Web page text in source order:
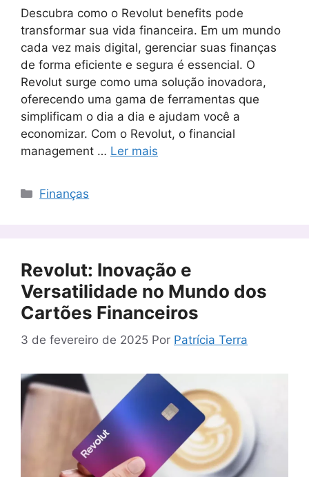
Descubra como o Revolut benefits pode
transformar sua vida financeira. Em um mundo
cada vez mais digital, gerenciar suas finanças
de forma eficiente e segura é essencial. O
Revolut surge como uma solução inovadora,
oferecendo uma gama de ferramentas que
simplificam o dia a dia e ajudam você a
economizar. Com o Revolut, o financial
management … Ler mais
Categorias
Finanças
Revolut: Inovação e
Versatilidade no Mundo dos
Cartões Financeiros
3 de fevereiro de 2025 Por Patrícia Terra